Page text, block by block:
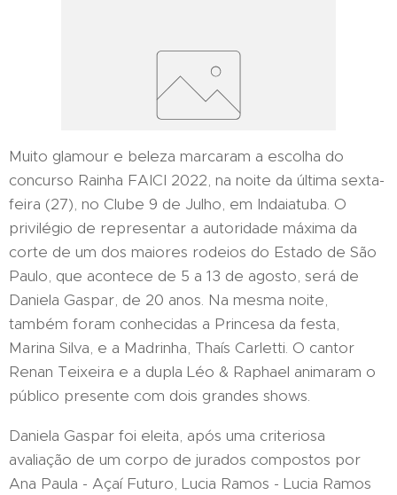
Muito glamour e beleza marcaram a escolha do
concurso Rainha FAICI 2022, na noite da última sexta-
feira (27), no Clube 9 de Julho, em Indaiatuba. O
privilégio de representar a autoridade máxima da
corte de um dos maiores rodeios do Estado de São
Paulo, que acontece de 5 a 13 de agosto, será de
Daniela Gaspar, de 20 anos. Na mesma noite,
também foram conhecidas a Princesa da festa,
Marina Silva, e a Madrinha, Thaís Carletti. O cantor
Renan Teixeira e a dupla Léo & Raphael animaram o
público presente com dois grandes shows.
Daniela Gaspar foi eleita, após uma criteriosa
avaliação de um corpo de jurados compostos por
Ana Paula - Açaí Futuro, Lucia Ramos - Lucia Ramos